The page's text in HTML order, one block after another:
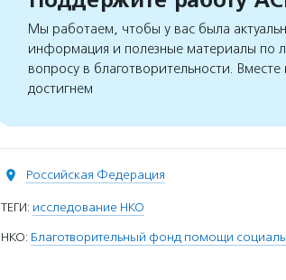
Мы работаем, чтобы у вас была
информация и полезные материалы по
вопросу в благотворительности. Вместе
достигнем
Российская Федерация
ТЕГИ: исследование НКО
НКО: Благотворительный фонд помощи